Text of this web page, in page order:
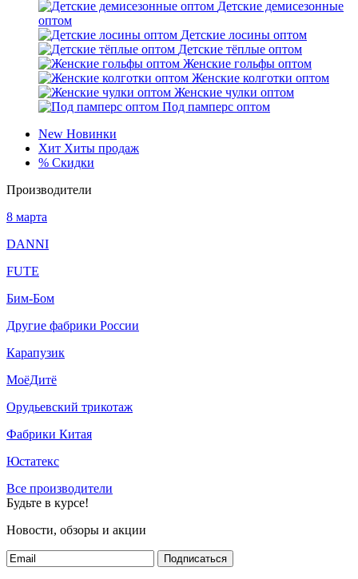
Детские демисезонные
оптом
Детские лосины оптом
Детские тёплые оптом
Женские гольфы оптом
Женские колготки оптом
Женские чулки оптом
Под памперс оптом
New Новинки
Хит Хиты продаж
% Скидки
Производители
8 марта
DANNI
FUTE
Бим-Бом
Другие фабрики России
Карапузик
МоёДитё
Орудьевский трикотаж
Фабрики Китая
Юстатекс
Все производители
Будьте в курсе!
Новости, обзоры и акции
Подписаться